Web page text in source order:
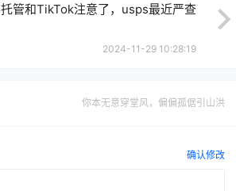
管和TikTok注意了，usps最近严查
2024-11-29 10:28:19
你本无意穿堂风，偏偏孤倨引山洪
确认修改